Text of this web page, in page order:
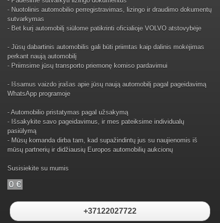
- Nuotolinis automobilio perregistravimas, lizingo ir draudimo dokumentų
sutvarkymas
- Bet kurį automobilį siūlome patikrinti oficialioje VOLVO atstovybėje
- Jūsų dabartinis automobilis gali būti priimtas kaip dalinis mokėjimas
perkant naują automobilį
- Priimsime jūsų transporto priemonę komiso pardavimui
- Išsamus vaizdo įrašas apie jūsų naują automobilį pagal pageidavimą
WhatsApp programoje
- Automobilio pristatymas pagal užsakymą
- Išsakykite savo pageidavimus, ir mes pateiksime individualų
pasiūlymą
- Mūsų komanda dirba tam, kad supažindintų jus su naujienomis iš
mūsų partnerių ir didžiausių Europos automobilių aukcionų
Susisiekite su mumis
0 €
+37122027722